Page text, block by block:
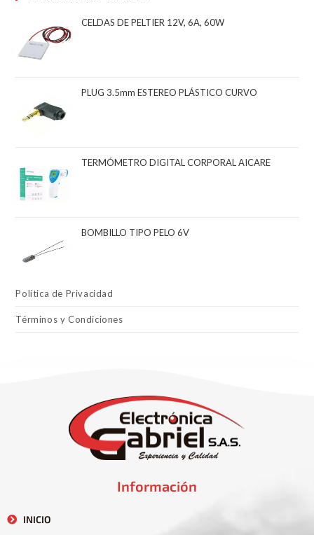
CELDAS DE PELTIER 12V, 6A, 60W
PLUG 3.5mm ESTEREO PLÁSTICO CURVO
TERMÓMETRO DIGITAL CORPORAL AICARE
BOMBILLO TIPO PELO 6V
Política de Privacidad
Términos y Condiciones
Información
INICIO